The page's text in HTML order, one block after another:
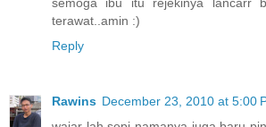
terawat..amin :)
Reply
Rawins December 23, 2010 at 5:00